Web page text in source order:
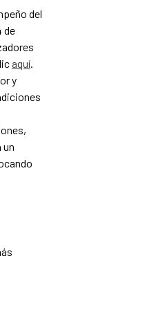
del
de
aquí.
y